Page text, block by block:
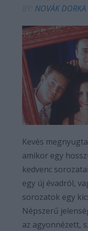
NOVÁK DORKA
Kevés
amikor egy
kedvenc
egy új évadról,
sorozatok egy
Népszerű
az agyonnézett,